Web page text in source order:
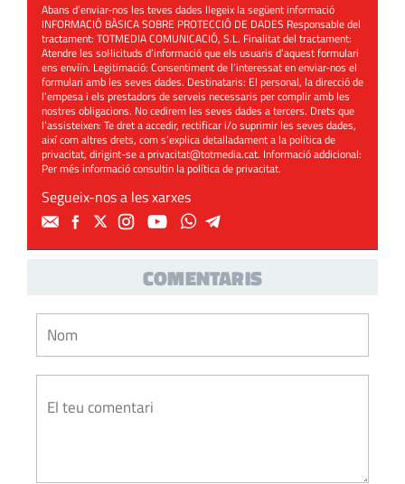
Abans d’enviar-nos les teves dades llegeix la següent informació
INFORMACIÓ BÀSICA SOBRE PROTECCIÓ DE DADES Responsable del
tractament: TOTMEDIA COMUNICACIÓ, S.L. Finalitat del tractament:
Atendre les sol·licituds d’informació que els usuaris d’aquest formulari
ens enviïn. Legitimació: Consentiment de l’interessat en enviar-nos el
formulari amb les seves dades. Destinataris: El personal, la direcció de
l’empesa i els prestadors de serveis necessaris per complir amb les
nostres obligacions. No cedirem les seves dades a tercers. Drets que
l’assisteixen: Te dret a accedir, rectificar i/o suprimir les seves dades,
així com altres drets, com s’explica detalladament a la política de
privacitat, dirigint-se aprivacitat@totmedia.cat. Informació addicional:
Per més informació consultin lapolítica de privacitat.
Segueix-nos a les xarxes
COMENTARIS